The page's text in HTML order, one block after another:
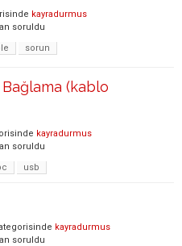
kayradurmus
soruldu
sorun
(kablo
kayradurmus
soruldu
usb
kayradurmus
soruldu